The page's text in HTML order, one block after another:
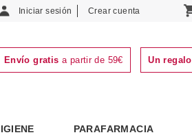
Iniciar sesión Crear cuenta
Envío gratis a partir de 59€ Un regalo
PARAFARMACIA